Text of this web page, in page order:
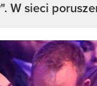
W sieci